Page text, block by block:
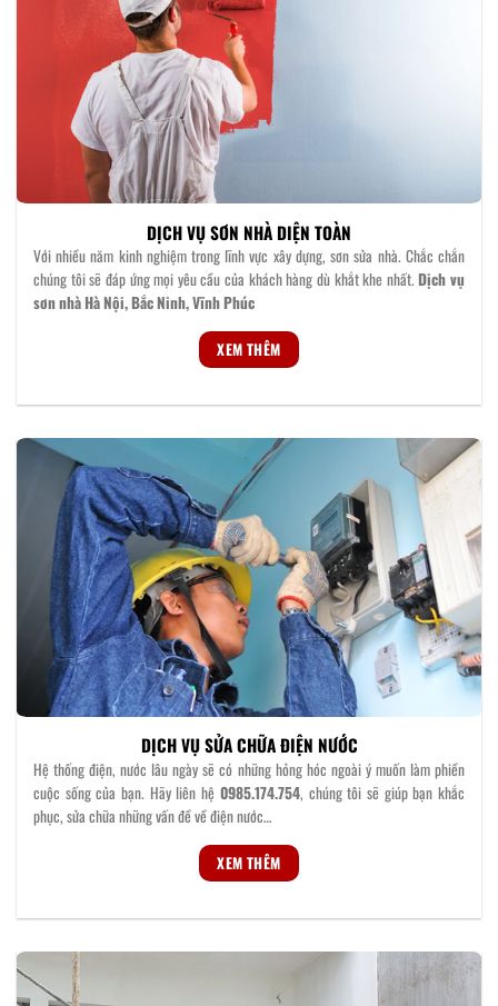
DỊCH VỤ SƠN NHÀ DIỆN TOÀN
Với nhiều năm kinh nghiệm trong lĩnh vực xây dựng, sơn sửa nhà. Chắc chắn
chúng tôi sẽ đáp ứng mọi yêu cầu của khách hàng dù khắt khe nhất.Dịch vụ
sơn nhà Hà Nội, Bắc Ninh, Vĩnh Phúc
XEM THÊM
DỊCH VỤ SỬA CHỮA ĐIỆN NƯỚC
Hệ thống điện, nước lâu ngày sẽ có những hỏng hóc ngoài ý muốn làm phiền
cuộc sống của bạn. Hãy liên hệ 0985.174.754, chúng tôi sẽ giúp bạn khắc
phục, sửa chữa những vấn đề về điện nước…
XEM THÊM